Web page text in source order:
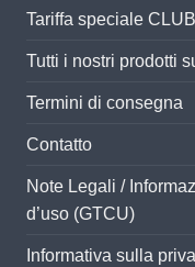
Tariffa speciale
Tutti i nostri prodotti
Termini di consegna
Contatto
Note Legali /
d’uso (GTCU)
Informativa sulla